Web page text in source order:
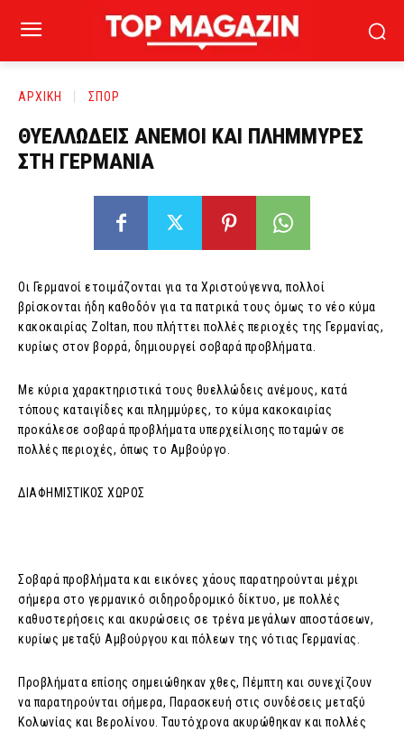
ΑΡΧΙΚΗ ΣΠΟΡ
ΘΥΕΛΛΩΔΕΙΣ ΑΝΕΜΟΙ ΚΑΙ ΠΛΗΜΜΥΡΕΣ
ΣΤΗ ΓΕΡΜΑΝΙΑ
Οι Γερμανοί ετοιμάζονται για τα Χριστούγεννα, πολλοί
βρίσκονται ήδη καθοδόν για τα πατρικά τους όμως το νέο κύμα
κακοκαιρίας Zoltan, που πλήττει πολλές περιοχές της Γερμανίας,
κυρίως στον βορρά, δημιουργεί σοβαρά προβλήματα.
Με κύρια χαρακτηριστικά τους θυελλώδεις ανέμους, κατά
τόπους καταιγίδες και πλημμύρες, το κύμα κακοκαιρίας
προκάλεσε σοβαρά προβλήματα υπερχείλισης ποταμών σε
πολλές περιοχές, όπως το Αμβούργο.
ΔΙΑΦΗΜΙΣΤΙΚΟΣ ΧΩΡΟΣ
Σοβαρά προβλήματα και εικόνες χάους παρατηρούνται μέχρι
σήμερα στο γερμανικό σιδηροδρομικό δίκτυο, με πολλές
καθυστερήσεις και ακυρώσεις σε τρένα μεγάλων αποστάσεων,
κυρίως μεταξύ Αμβούργου και πόλεων της νότιας Γερμανίας.
Προβλήματα επίσης σημειώθηκαν χθες, Πέμπτη και συνεχίζουν
να παρατηρούνται σήμερα, Παρασκευή στις συνδέσεις μεταξύ
Κολωνίας και Βερολίνου. Ταυτόχρονα ακυρώθηκαν και πολλές